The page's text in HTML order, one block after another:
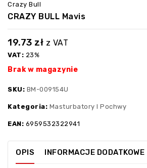
Crazy Bull
CRAZY BULL Mavis
19.73 zł z VAT
VAT: 23%
Brak w magazynie
SKU: BM-009154U
Kategoria: Masturbatory I Pochwy
EAN: 6959532322941
OPIS INFORMACJE DODATKOWE